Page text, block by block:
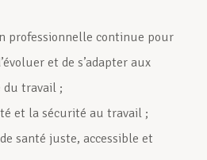
professionnelle continue pour
et de s’adapter aux
du travail ;
et la sécurité au travail ;
santé juste, accessible et